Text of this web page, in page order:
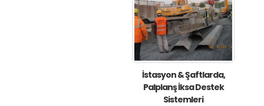
İstasyon & Şaftlarda,
Palplanş İksa Destek
Sistemleri